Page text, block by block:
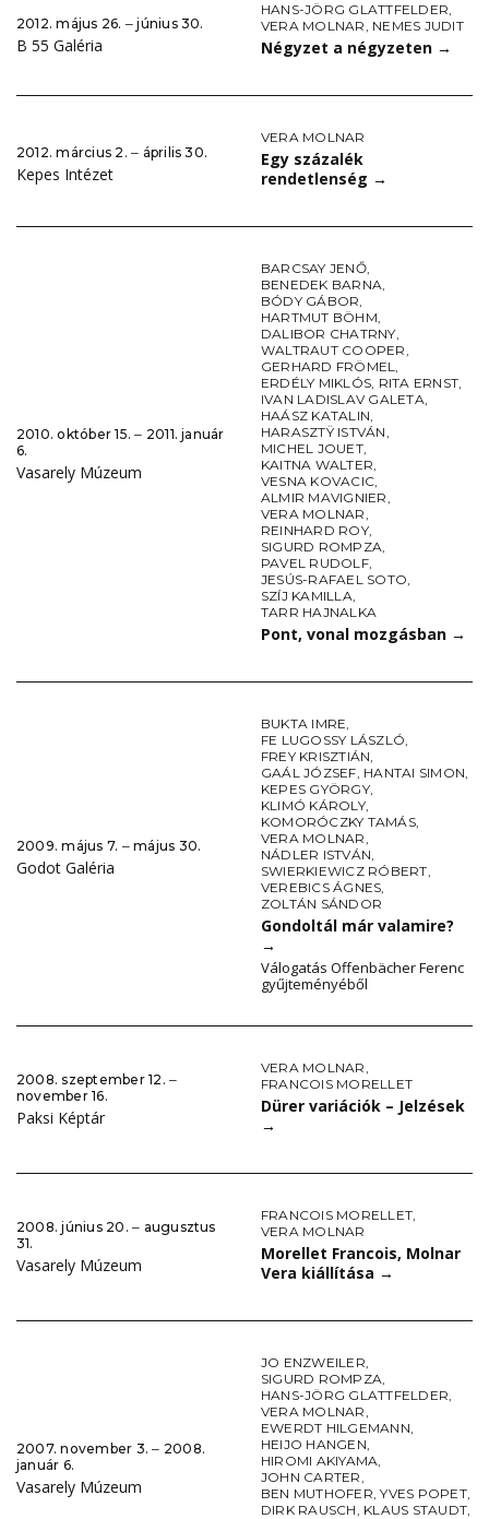
2012. május 26. ‒ június 30.
B 55 Galéria
HANS-JÖRG GLATTFELDER,
VERA MOLNAR, NEMES JUDIT
Négyzet a négyzeten →
2012. március 2. ‒ április 30.
Kepes Intézet
VERA MOLNAR
Egy százalék
rendetlenség →
2010. október 15. ‒ 2011. január
6.
Vasarely Múzeum
BARCSAY JENŐ,
BENEDEK BARNA,
BÓDY GÁBOR,
HARTMUT BÖHM,
DALIBOR CHATRNY,
WALTRAUT COOPER,
GERHARD FRÖMEL,
ERDÉLY MIKLÓS, RITA ERNST,
IVAN LADISLAV GALETA,
HAÁSZ KATALIN,
HARASZTŸ ISTVÁN,
MICHEL JOUET,
KAITNA WALTER,
VESNA KOVACIC,
ALMIR MAVIGNIER,
VERA MOLNAR,
REINHARD ROY,
SIGURD ROMPZA,
PAVEL RUDOLF,
JESÚS-RAFAEL SOTO,
SZÍJ KAMILLA,
TARR HAJNALKA
Pont, vonal mozgásban →
2009. május 7. ‒ május 30.
Godot Galéria
BUKTA IMRE,
FE LUGOSSY LÁSZLÓ,
FREY KRISZTIÁN,
GAÁL JÓZSEF, HANTAI SIMON,
KEPES GYÖRGY,
KLIMÓ KÁROLY,
KOMORÓCZKY TAMÁS,
VERA MOLNAR,
NÁDLER ISTVÁN,
SWIERKIEWICZ RÓBERT,
VEREBICS ÁGNES,
ZOLTÁN SÁNDOR
Gondoltál már valamire?
→
Válogatás Offenbächer Ferenc
gyűjteményéből
2008. szeptember 12. ‒
november 16.
Paksi Képtár
VERA MOLNAR,
FRANCOIS MORELLET
Dürer variációk – Jelzések
→
2008. június 20. ‒ augusztus
31.
Vasarely Múzeum
FRANCOIS MORELLET,
VERA MOLNAR
Morellet Francois, Molnar
Vera kiállítása →
2007. november 3. ‒ 2008.
január 6.
Vasarely Múzeum
JO ENZWEILER,
SIGURD ROMPZA,
HANS-JÖRG GLATTFELDER,
VERA MOLNAR,
EWERDT HILGEMANN,
HEIJO HANGEN,
HIROMI AKIYAMA,
JOHN CARTER,
BEN MUTHOFER,YVES POPET,
DIRK RAUSCH, KLAUS STAUDT,